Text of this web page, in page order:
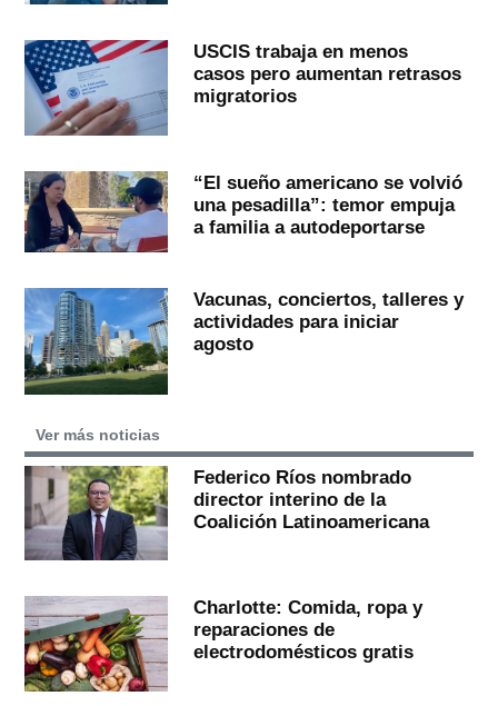
USCIS trabaja en menos
casos pero aumentan retrasos
migratorios
“El sueño americano se volvió
una pesadilla”: temor empuja
a familia a autodeportarse
Vacunas, conciertos, talleres y
actividades para iniciar
agosto
Ver más noticias
Federico Ríos nombrado
director interino de la
Coalición Latinoamericana
Charlotte: Comida, ropa y
reparaciones de
electrodomésticos gratis